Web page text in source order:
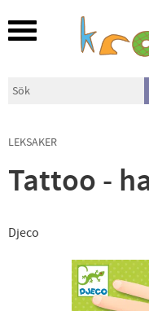
Meny
LEKSAKER
Tattoo -
Djeco